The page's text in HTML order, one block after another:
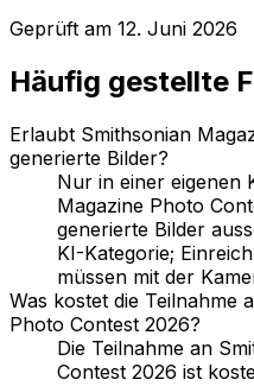
Geprüft am 12. Juni 2026
Häufig gestellte
Erlaubt Smithsonian
generierte Bilder?
Nur in einer eigenen
Magazine Photo
generierte Bilder
KI-Kategorie;
müssen mit der
Was kostet die Teilnahme
Photo Contest 2026?
Die Teilnahme an
Contest 2026 ist